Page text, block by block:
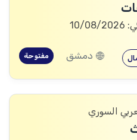
دمشق مفتوحة
السوري